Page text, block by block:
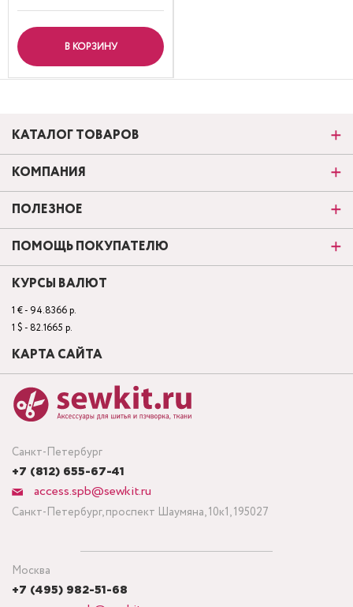
В КОРЗИНУ
Санкт-Петербург
+7 (812) 655-67-41
access.spb@sewkit.ru
Санкт-Петербург, проспект Шаумяна, 10к1, 195027
Москва
+7 (495) 982-51-68
КАТАЛОГ ТОВАРОВ
КОМПАНИЯ
ПОЛЕЗНОЕ
ПОМОЩЬ ПОКУПАТЕЛЮ
КУРСЫ ВАЛЮТ
1 € - 94.8366 р.
1 $ - 82.1665 р.
КАРТА САЙТА